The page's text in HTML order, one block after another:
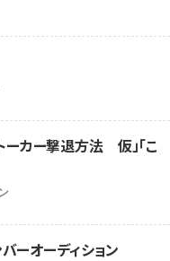
カー撃退方法 仮」「こ
ーオーディション